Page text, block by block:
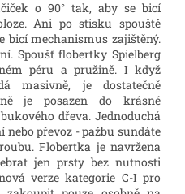
o 90° tak, aby se bicí
Ani po stisku spouště
bicí mechanismus zajištěný.
Spoušť flobertky Spielberg
péru a pružině. I když
masivně, je dostatečně
je posazen do krásné
dřeva. Jednoduchá
převoz - pažbu sundáte
Flobertka je navržena
jen prsty bez nutnosti
verze kategorie C-I pro